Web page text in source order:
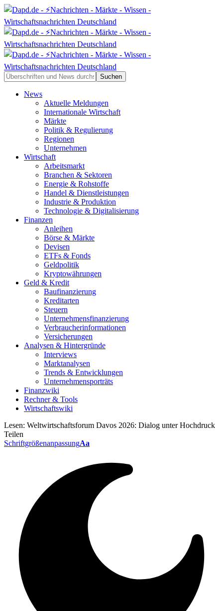
News
Aktuelle Meldungen
Internationale Wirtschaft
Märkte
Politik & Regulierung
Regionen
Unternehmen
Wirtschaft
Arbeitsmarkt
Branchen & Sektoren
Energie & Rohstoffe
Handel & Dienstleistungen
Industrie & Produktion
Technologie & Digitalisierung
Finanzen
Anleihen
Börse & Märkte
Devisen
ETFs & Fonds
Geldpolitik
Kryptowährungen
Geld & Kredit
Baufinanzierung
Kreditarten
Steuern
Unternehmensfinanzierung
Verbraucherinformationen
Versicherungen
Analysen & Hintergründe
Interviews
Marktanalysen
Trends & Entwicklungen
Unternehmensporträts
Finanzwiki
Rechner & Tools
Wirtschaftswiki
Lesen: Weltwirtschaftsforum Davos 2026: Dialog unter Hochdruck
Teilen
SchriftgrößenanpassungAa